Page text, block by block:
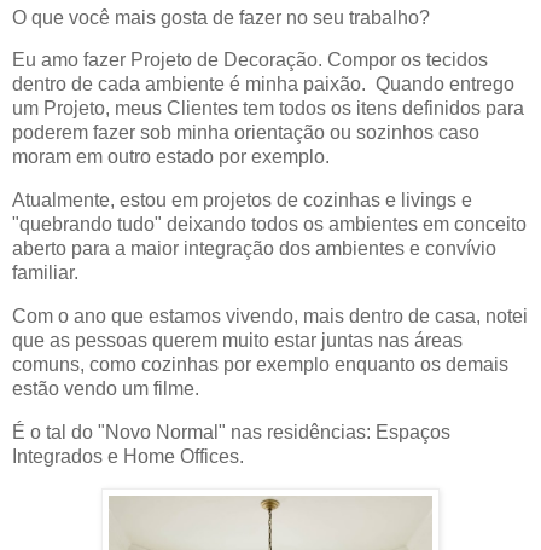
O que você mais gosta de fazer no seu trabalho?
Eu amo fazer Projeto de Decoração. Compor os tecidos
dentro de cada ambiente é minha paixão. Quando entrego
um Projeto, meus Clientes tem todos os itens definidos para
poderem fazer sob minha orientação ou sozinhos caso
moram em outro estado por exemplo.
Atualmente, estou em projetos de cozinhas e livings e
"quebrando tudo" deixando todos os ambientes em conceito
aberto para a maior integração dos ambientes e convívio
familiar.
Com o ano que estamos vivendo, mais dentro de casa, notei
que as pessoas querem muito estar juntas nas áreas
comuns, como cozinhas por exemplo enquanto os demais
estão vendo um filme.
É o tal do "Novo Normal" nas residências: Espaços
Integrados e Home Offices.